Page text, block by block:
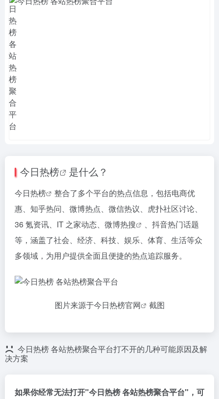
今日热榜 是什么？
今日热榜
整合了多个平台的热点信息，包括电商优
惠、知乎热问、微博热点、微信热议、虎扑社区讨论、
36 氪资讯、IT 之家动态、微博热搜
、抖音热门话题
等，涵盖了社会、经济、科技、娱乐、体育、生活等众
多领域，为用户提供全面且便捷的热点追踪服务。
图片来源于今日热榜官网 截图
今日热榜 各站热榜聚合平台打不开的几种可能原因及解
决方案
如果你经常无法打开"今日热榜 各站热榜聚合平台"，可